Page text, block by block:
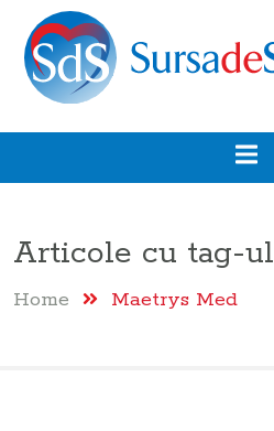
Articole cu tag-ul
Home Maetrys Med